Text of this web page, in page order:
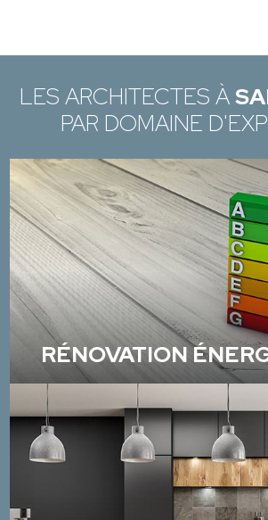
LES ARCHITECTES À
PAR DOMAINE
RÉNOVATION